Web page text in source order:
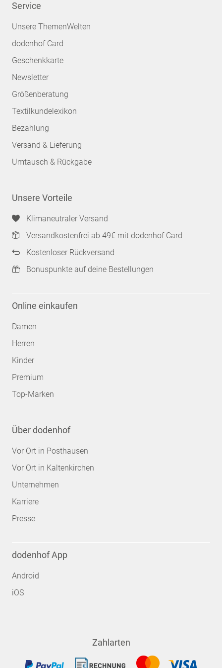
Service
Unsere ThemenWelten
dodenhof Card
Geschenkkarte
Newsletter
Größenberatung
Textilkundelexikon
Bezahlung
Versand & Lieferung
Umtausch & Rückgabe
Unsere Vorteile
Klimaneutraler Versand
Versandkostenfrei ab 49€ mit dodenhof Card
Kostenloser Rückversand
Bonuspunkte auf deine Bestellungen
Online einkaufen
Damen
Herren
Kinder
Premium
Top-Marken
Über dodenhof
Vor Ort in Posthausen
Vor Ort in Kaltenkirchen
Unternehmen
Karriere
Presse
dodenhof App
Android
iOS
Zahlarten